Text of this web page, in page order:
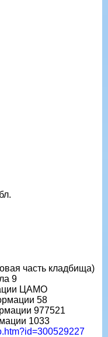
часть кладбища)
9
ЦАМО
58
977521
1033